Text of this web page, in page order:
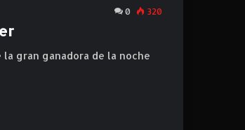
0 320
la gran ganadora de la noche